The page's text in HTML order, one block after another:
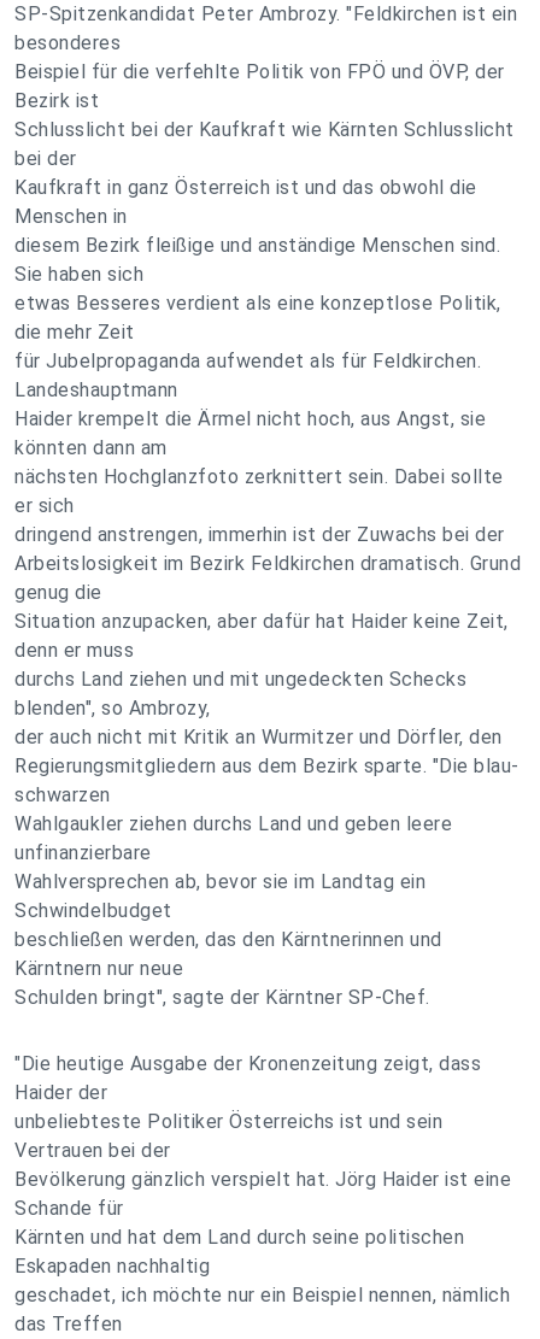
SP-Spitzenkandidat Peter Ambrozy. "Feldkirchen ist ein
besonderes
Beispiel für die verfehlte Politik von FPÖ und ÖVP, der
Bezirk ist
Schlusslicht bei der Kaufkraft wie Kärnten Schlusslicht
bei der
Kaufkraft in ganz Österreich ist und das obwohl die
Menschen in
diesem Bezirk fleißige und anständige Menschen sind.
Sie haben sich
etwas Besseres verdient als eine konzeptlose Politik,
die mehr Zeit
für Jubelpropaganda aufwendet als für Feldkirchen.
Landeshauptmann
Haider krempelt die Ärmel nicht hoch, aus Angst, sie
könnten dann am
nächsten Hochglanzfoto zerknittert sein. Dabei sollte
er sich
dringend anstrengen, immerhin ist der Zuwachs bei der
Arbeitslosigkeit im Bezirk Feldkirchen dramatisch. Grund
genug die
Situation anzupacken, aber dafür hat Haider keine Zeit,
denn er muss
durchs Land ziehen und mit ungedeckten Schecks
blenden", so Ambrozy,
der auch nicht mit Kritik an Wurmitzer und Dörfler, den
Regierungsmitgliedern aus dem Bezirk sparte. "Die blau-
schwarzen
Wahlgaukler ziehen durchs Land und geben leere
unfinanzierbare
Wahlversprechen ab, bevor sie im Landtag ein
Schwindelbudget
beschließen werden, das den Kärntnerinnen und
Kärntnern nur neue
Schulden bringt", sagte der Kärntner SP-Chef.
"Die heutige Ausgabe der Kronenzeitung zeigt, dass
Haider der
unbeliebteste Politiker Österreichs ist und sein
Vertrauen bei der
Bevölkerung gänzlich verspielt hat. Jörg Haider ist eine
Schande für
Kärnten und hat dem Land durch seine politischen
Eskapaden nachhaltig
geschadet, ich möchte nur ein Beispiel nennen, nämlich
das Treffen